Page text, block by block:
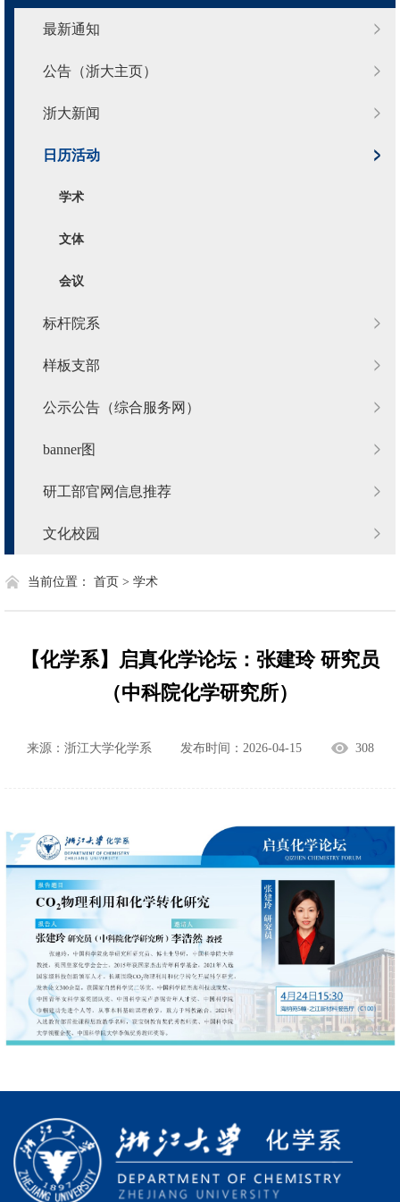
最新通知
公告（浙大主页）
浙大新闻
日历活动
学术
文体
会议
标杆院系
样板支部
公示公告（综合服务网）
banner图
研工部官网信息推荐
文化校园
当前位置： 首页 > 学术
【化学系】启真化学论坛：张建玲 研究员
（中科院化学研究所）
来源：浙江大学化学系 发布时间：2026-04-15 308